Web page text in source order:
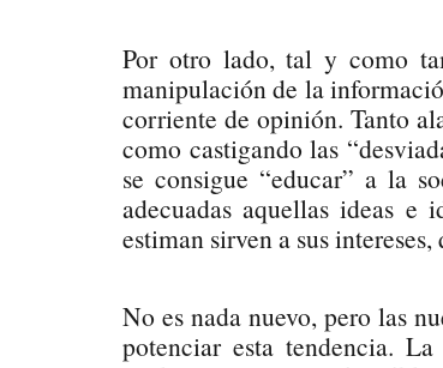
Por otro lado, tal y como
manipulación de la
corriente de opinión. Tanto
como castigando las
se consigue “educar” a la
adecuadas aquellas ideas e
estiman sirven a sus
No es nada nuevo, pero las
potenciar esta tendencia.